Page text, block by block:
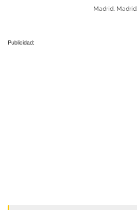
Madrid, Madrid
Publicidad: